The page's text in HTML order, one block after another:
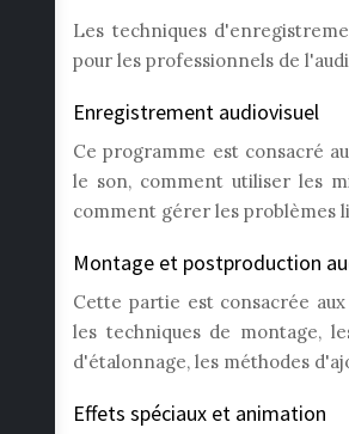
Les techniques
pour les professionnels de
Enregistrement audiovisuel
Ce programme est consacré
le son, comment utiliser les
comment gérer les problèmes
Montage et postproduction
Cette partie est consacrée
les techniques de montage,
d'étalonnage, les méthodes
Effets spéciaux et animation